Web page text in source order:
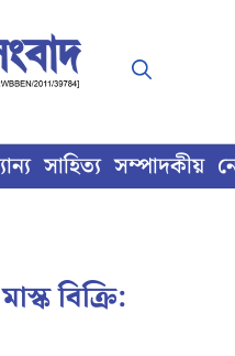
সাহিত্য সম্পাদকীয়
বিক্রি: